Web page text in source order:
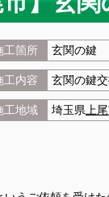
工箇所 玄関の鍵
工内容 玄関の鍵
工地域 埼玉県 上